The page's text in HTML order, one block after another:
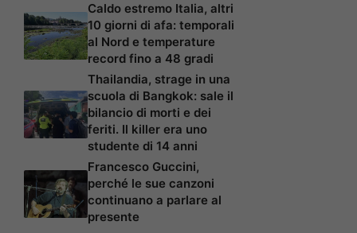
Caldo estremo Italia, altri
10 giorni di afa: temporali
al Nord e temperature
record fino a 48 gradi
Thailandia, strage in una
scuola di Bangkok: sale il
bilancio di morti e dei
feriti. Il killer era uno
studente di 14 anni
Francesco Guccini,
perché le sue canzoni
continuano a parlare al
presente